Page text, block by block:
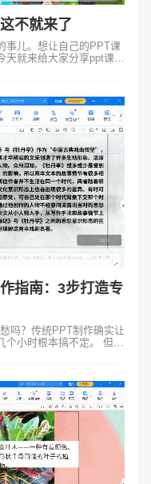
不就来了
事儿。想让自己的PPT课
就来给大家分享ppt课件
指南：3步打造专
吗？传统PPT制作确实让
小时根本搞不定。 但今